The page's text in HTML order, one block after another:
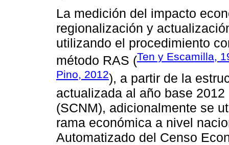
La medición del impacto
regionalización y
utilizando el procedimiento
método RAS (Ten y Escamilla,
Pino, 2012), a partir de la
actualizada al año base
(SCNM), adicionalmente se
rama económica a nivel
Automatizado del Censo